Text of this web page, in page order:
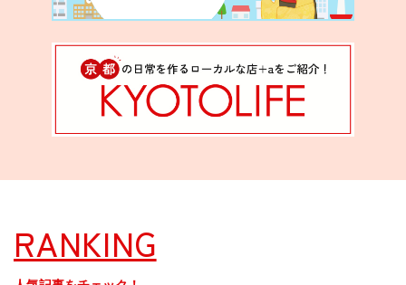
RANKING